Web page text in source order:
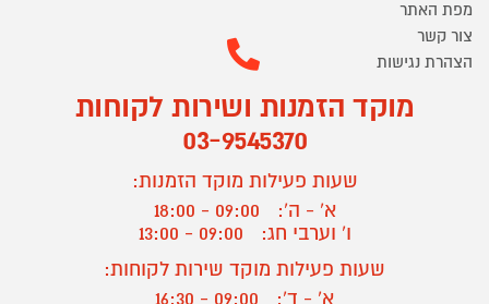
מפת האתר
צור קשר
הצהרת נגישות
מוקד הזמנות ושירות לקוחות
03-9545370
שעות פעילות מוקד הזמנות:
א' - ה':
09:00 - 18:00
ו' וערבי חג:
09:00 - 13:00
שעות פעילות מוקד שירות לקוחות:
א' - ד':
09:00 - 16:30